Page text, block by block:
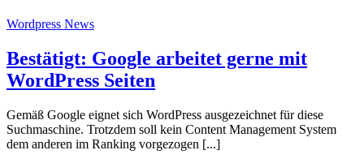
Wordpress News
Bestätigt: Google arbeitet gerne mit
WordPress Seiten
Gemäß Google eignet sich WordPress ausgezeichnet für diese
Suchmaschine. Trotzdem soll kein Content Management System
dem anderen im Ranking vorgezogen [...]